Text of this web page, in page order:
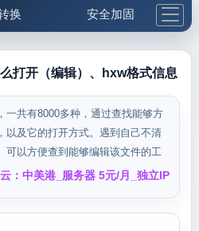
换 安全加固
民 更多工具
宝大红包
打开（编辑）、hxw格式信息
一共有8000多种，通过查找能够方
以及它的打开方式。遇到自己不清
可以方便查到能够编辑该文件的工
：中美港_服务器 5元/月_独立IP